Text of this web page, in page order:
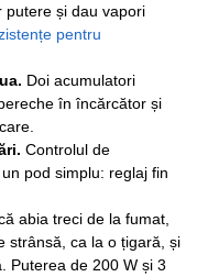
putere și dau vapori
pentru
Doi acumulatori
în încărcător și
Controlul de
pod simplu: reglaj fin
abia treci de la fumat,
strânsă, ca la o țigară, și
Puterea de 200 W și 3